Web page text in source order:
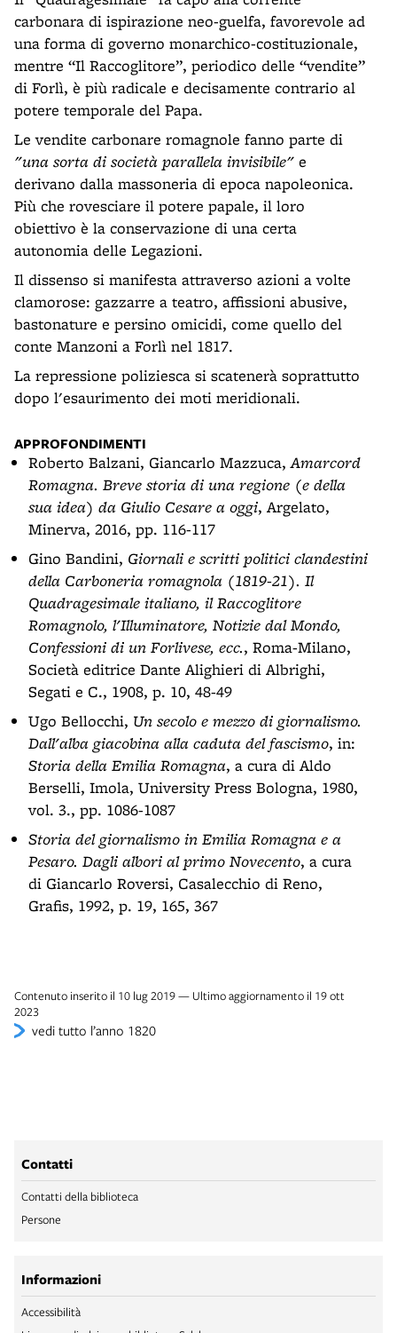
carbonara di ispirazione neo-guelfa, favorevole ad
una forma di governo monarchico-costituzionale,
mentre “Il Raccoglitore”, periodico delle “vendite”
di Forlì, è più radicale e decisamente contrario al
potere temporale del Papa.
Le vendite carbonare romagnole fanno parte di
"una sorta di società parallela invisibile" e
derivano dalla massoneria di epoca napoleonica.
Più che rovesciare il potere papale, il loro
obiettivo è la conservazione di una certa
autonomia delle Legazioni.
Il dissenso si manifesta attraverso azioni a volte
clamorose: gazzarre a teatro, affissioni abusive,
bastonature e persino omicidi, come quello del
conte Manzoni a Forlì nel 1817.
La repressione poliziesca si scatenerà soprattutto
dopo l'esaurimento dei moti meridionali.
APPROFONDIMENTI
Roberto Balzani, Giancarlo Mazzuca,Amarcord
Romagna. Breve storia di una regione (e della
sua idea) da Giulio Cesare a oggi, Argelato,
Minerva, 2016, pp. 116-117
Gino Bandini, Giornali e scritti politici clandestini
della Carboneria romagnola (1819-21). Il
Quadragesimale italiano, il Raccoglitore
Romagnolo, l'Illuminatore, Notizie dal Mondo,
Confessioni di un Forlivese, ecc., Roma-Milano,
Società editrice Dante Alighieri di Albrighi,
Segati e C., 1908, p. 10, 48-49
Ugo Bellocchi, Un secolo e mezzo di giornalismo.
Dall'alba giacobina alla caduta del fascismo, in:
Storia della Emilia Romagna, a cura di Aldo
Berselli, Imola, University Press Bologna, 1980,
vol. 3., pp. 1086-1087
Storia del giornalismo in Emilia Romagna e a
Pesaro. Dagli albori al primo Novecento, a cura
di Giancarlo Roversi, Casalecchio di Reno,
Grafis, 1992, p. 19, 165, 367
Contenuto inserito il 10 lug 2019 — Ultimo aggiornamento il 19 ott
2023
vedi tutto l’anno 1820
Contatti
Contatti della biblioteca
Persone
Informazioni
Accessibilità